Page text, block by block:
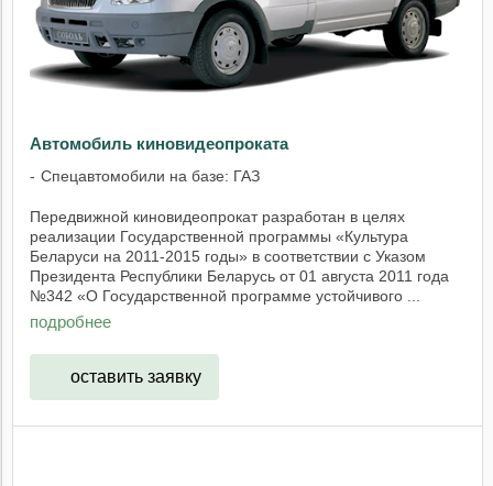
Автомобиль киновидеопроката
Спецавтомобили на базе: ГАЗ
Передвижной киновидеопрокат разработан в целях
реализации Государственной программы «Культура
Беларуси на 2011-2015 годы» в соответствии с Указом
Президента Республики Беларусь от 01 августа 2011 года
№342 «О Государственной программе устойчивого ...
подробнее
оставить заявку